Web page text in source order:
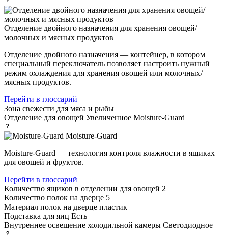
Отделение двойного назначения для хранения овощей/
молочных и мясных продуктов
Отделение двойного назначения — контейнер, в котором
специальный переключатель позволяет настроить нужный
режим охлаждения для хранения овощей или молочных/
мясных продуктов.
Перейти в глоссарий
Зона свежести для мяса и рыбы
Отделение для овощей Увеличенное Moisture-Guard
Moisture-Guard
Moisture-Guard — технология контроля влажности в ящиках
для овощей и фруктов.
Перейти в глоссарий
Количество ящиков в отделении для овощей 2
Количество полок на дверце 5
Материал полок на дверце пластик
Подставка для яиц Есть
Внутреннее освещение холодильной камеры Светодиодное